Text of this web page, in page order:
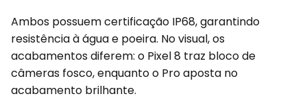
Ambos possuem certificação IP68, garantindo
resistência à água e poeira. No visual, os
acabamentos diferem: o Pixel 8 traz bloco de
câmeras fosco, enquanto o Pro aposta no
acabamento brilhante.